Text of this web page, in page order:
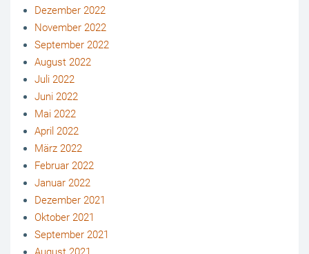
Dezember 2022
November 2022
September 2022
August 2022
Juli 2022
Juni 2022
Mai 2022
April 2022
März 2022
Februar 2022
Januar 2022
Dezember 2021
Oktober 2021
September 2021